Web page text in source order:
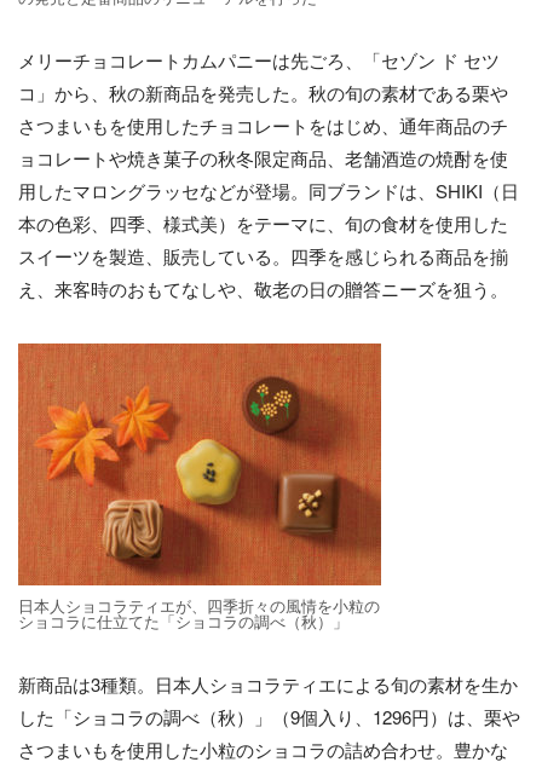
メリーチョコレートカムパニーは先ごろ、「セゾン ド セツ
コ」から、秋の新商品を発売した。秋の旬の素材である栗や
さつまいもを使用したチョコレートをはじめ、通年商品のチ
ョコレートや焼き菓子の秋冬限定商品、老舗酒造の焼酎を使
用したマロングラッセなどが登場。同ブランドは、SHIKI（日
本の色彩、四季、様式美）をテーマに、旬の食材を使用した
スイーツを製造、販売している。四季を感じられる商品を揃
え、来客時のおもてなしや、敬老の日の贈答ニーズを狙う。
日本人ショコラティエが、四季折々の風情を小粒の
ショコラに仕立てた「ショコラの調べ（秋）」
新商品は3種類。日本人ショコラティエによる旬の素材を生か
した「ショコラの調べ（秋）」（9個入り、1296円）は、栗や
さつまいもを使用した小粒のショコラの詰め合わせ。豊かな